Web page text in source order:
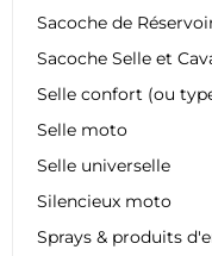
Sacoche de
Sacoche Selle et
Selle confort (ou
Selle moto
Selle universelle
Silencieux moto
Sprays & produits